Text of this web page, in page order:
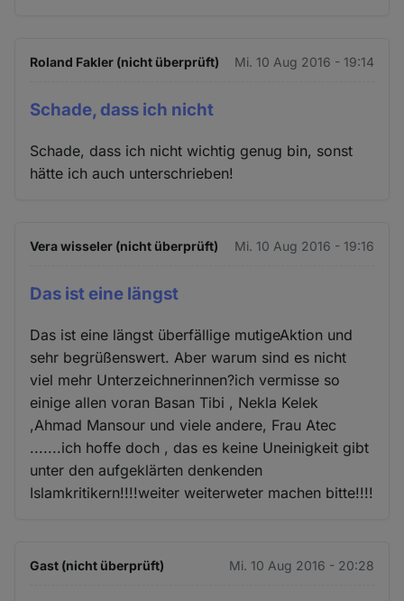
Roland Fakler (nicht überprüft) Mi. 10 Aug 2016 - 19:14
Schade, dass ich nicht
Schade, dass ich nicht wichtig genug bin, sonst
hätte ich auch unterschrieben!
Vera wisseler (nicht überprüft) Mi. 10 Aug 2016 - 19:16
Das ist eine längst
Das ist eine längst überfällige mutigeAktion und
sehr begrüßenswert. Aber warum sind es nicht
viel mehr Unterzeichnerinnen?ich vermisse so
einige allen voran Basan Tibi , Nekla Kelek
,Ahmad Mansour und viele andere, Frau Atec
.......ich hoffe doch , das es keine Uneinigkeit gibt
unter den aufgeklärten denkenden
Islamkritikern!!!!weiter weiterweter machen bitte!!!!
Gast (nicht überprüft) Mi. 10 Aug 2016 - 20:28